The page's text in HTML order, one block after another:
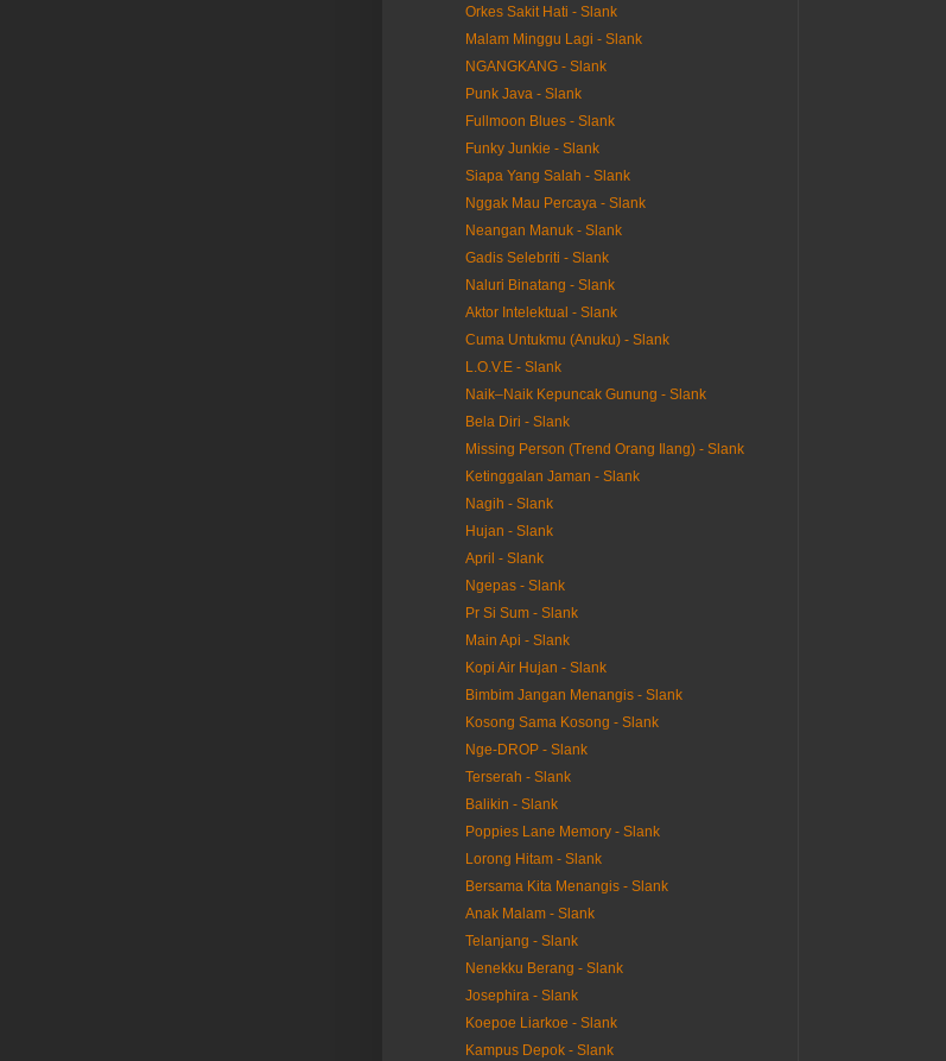
Orkes Sakit Hati - Slank
Malam Minggu Lagi - Slank
NGANGKANG - Slank
Punk Java - Slank
Fullmoon Blues - Slank
Funky Junkie - Slank
Siapa Yang Salah - Slank
Nggak Mau Percaya - Slank
Neangan Manuk - Slank
Gadis Selebriti - Slank
Naluri Binatang - Slank
Aktor Intelektual - Slank
Cuma Untukmu (Anuku) - Slank
L.O.V.E - Slank
Naik–Naik Kepuncak Gunung - Slank
Bela Diri - Slank
Missing Person (Trend Orang Ilang) - Slank
Ketinggalan Jaman - Slank
Nagih - Slank
Hujan - Slank
April - Slank
Ngepas - Slank
Pr Si Sum - Slank
Main Api - Slank
Kopi Air Hujan - Slank
Bimbim Jangan Menangis - Slank
Kosong Sama Kosong - Slank
Nge-DROP - Slank
Terserah - Slank
Balikin - Slank
Poppies Lane Memory - Slank
Lorong Hitam - Slank
Bersama Kita Menangis - Slank
Anak Malam - Slank
Telanjang - Slank
Nenekku Berang - Slank
Josephira - Slank
Koepoe Liarkoe - Slank
Kampus Depok - Slank